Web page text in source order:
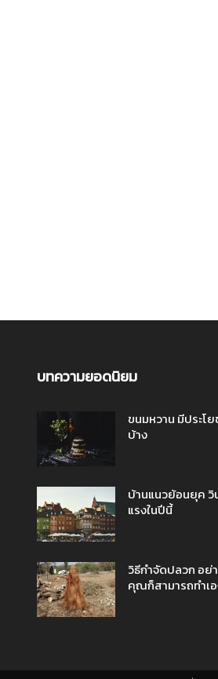
บทความยอดนิยม
ขนมหวาน มีประโ
บ้าง
บ้านแนวย้อนยุค วิ
แรงในปีนี้
วิธีกำจัดปลวก อย่
คุณก็สามารถทำเ